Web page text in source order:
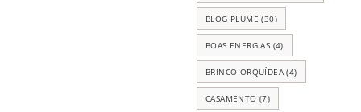
BLOG PLUME (30)
BOAS ENERGIAS (4)
BRINCO ORQUÍDEA (4)
CASAMENTO (7)